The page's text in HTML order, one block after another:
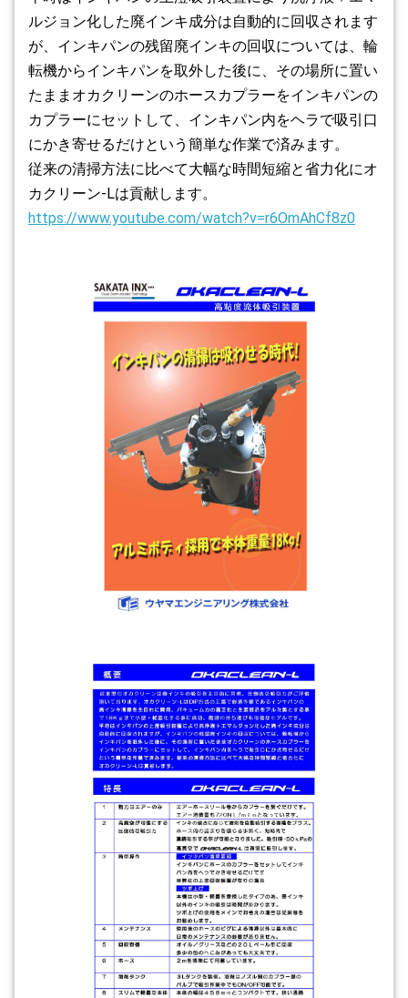
ルジョン化した廃インキ成分は自動的に回収されます
が、インキパンの残留廃インキの回収については、輪
転機からインキパンを取外した後に、その場所に置い
たままオカクリーンのホースカプラーをインキパンの
カプラーにセットして、インキパン内をヘラで吸引口
にかき寄せるだけという簡単な作業で済みます。
従来の清掃方法に比べて大幅な時間短縮と省力化にオ
カクリーン-Lは貢献します。
https://www.youtube.com/watch?v=r6OmAhCf8z0